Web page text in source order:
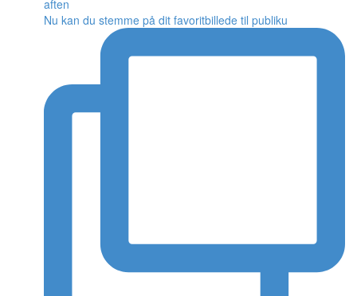
Nu kan du stemme på dit favoritbillede til publiku